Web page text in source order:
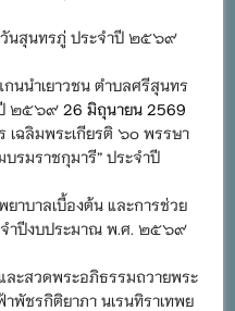
วันสุนทรภู่ ประจำปี ๒๕๖๙
นนำเยาวชน ตำบลศรีสุนทร
ปี ๒๕๖๙ 26 มิถุนายน 2569
เฉลิมพระเกียรติ ๖๐ พรรษา
รมราชกุมารี” ประจำปี
าบาลเบื้องต้น และการช่วย
จำปีงบประมาณ พ.ศ. ๒๕๖๙
ะสวดพระอภิธรรมถวายพระ
พัชรกิติยาภา นเรนทิราเทพย